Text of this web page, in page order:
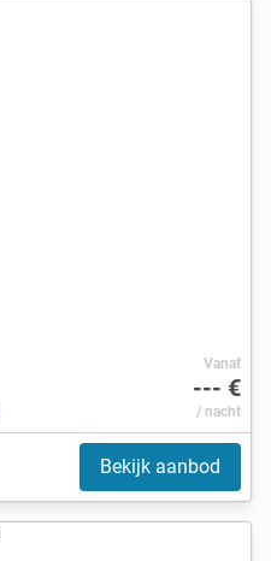
Vanaf
--- €
/ nacht
Bekijk aanbod